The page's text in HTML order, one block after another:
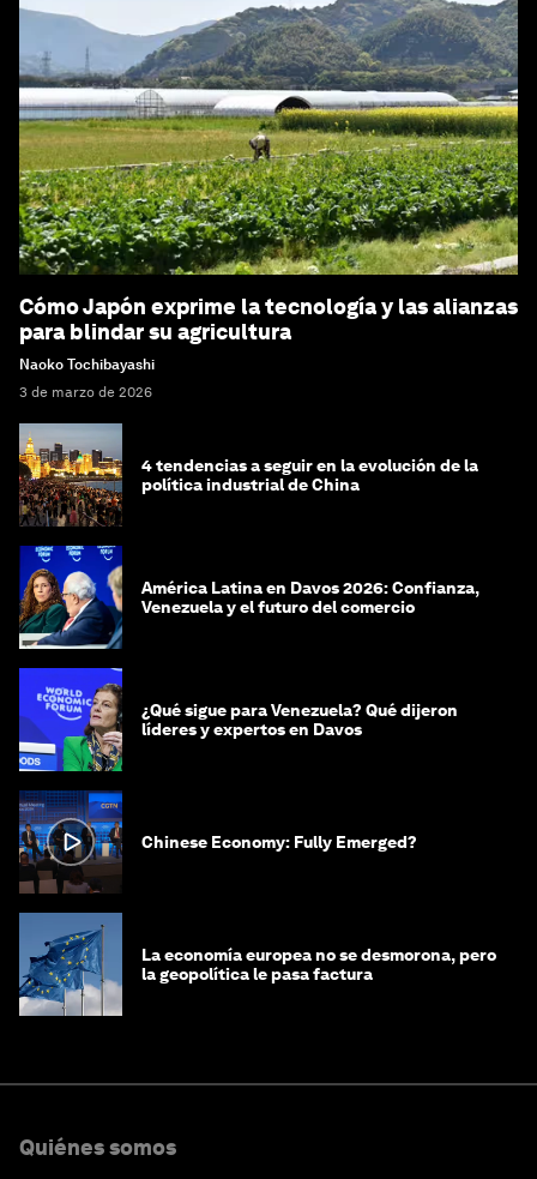
Cómo Japón exprime la tecnología y las alianzas
para blindar su agricultura
Naoko Tochibayashi
3 de marzo de 2026
4 tendencias a seguir en la evolución de la
política industrial de China
América Latina en Davos 2026: Confianza,
Venezuela y el futuro del comercio
¿Qué sigue para Venezuela? Qué dijeron
líderes y expertos en Davos
Chinese Economy: Fully Emerged?
La economía europea no se desmorona, pero
la geopolítica le pasa factura
Quiénes somos